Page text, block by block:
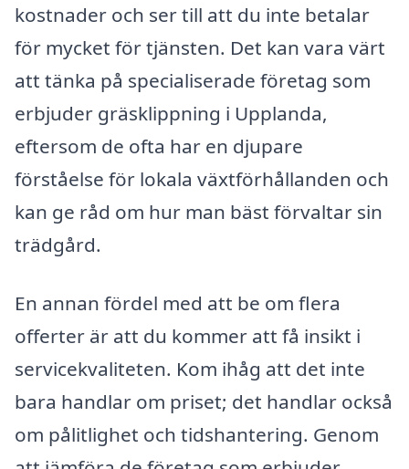
kostnader och ser till att du inte betalar
för mycket för tjänsten. Det kan vara värt
att tänka på specialiserade företag som
erbjuder gräsklippning i Upplanda,
eftersom de ofta har en djupare
förståelse för lokala växtförhållanden och
kan ge råd om hur man bäst förvaltar sin
trädgård.
En annan fördel med att be om flera
offerter är att du kommer att få insikt i
servicekvaliteten. Kom ihåg att det inte
bara handlar om priset; det handlar också
om pålitlighet och tidshantering. Genom